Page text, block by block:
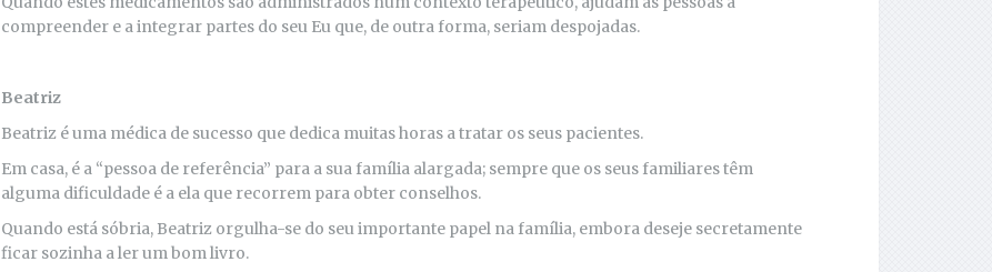
compreender e a integrar partes do seu Eu que, de outra forma, seriam despojadas.
Beatriz
Beatriz é uma médica de sucesso que dedica muitas horas a tratar os seus pacientes.
Em casa, é a “pessoa de referência” para a sua família alargada; sempre que os seus familiares têm
alguma dificuldade é a ela que recorrem para obter conselhos.
Quando está sóbria, Beatriz orgulha-se do seu importante papel na família, embora deseje secretamente
ficar sozinha a ler um bom livro.